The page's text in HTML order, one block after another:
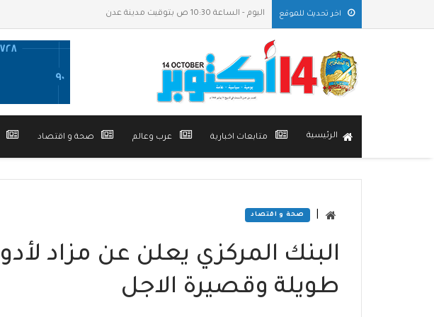
اخر تحديث للموقع اليوم - الساعة 10:30 ص بتوقيت مدينة عدن
الرئيسية متابعات اخبارية عرب وعالم صحة و اقتصاد
صحة و اقتصاد
البنك المركزي يعلن عن مزاد
طويلة وقصيرة الاجل